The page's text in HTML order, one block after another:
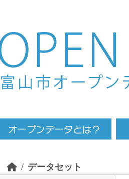
Skip to main content
データセット